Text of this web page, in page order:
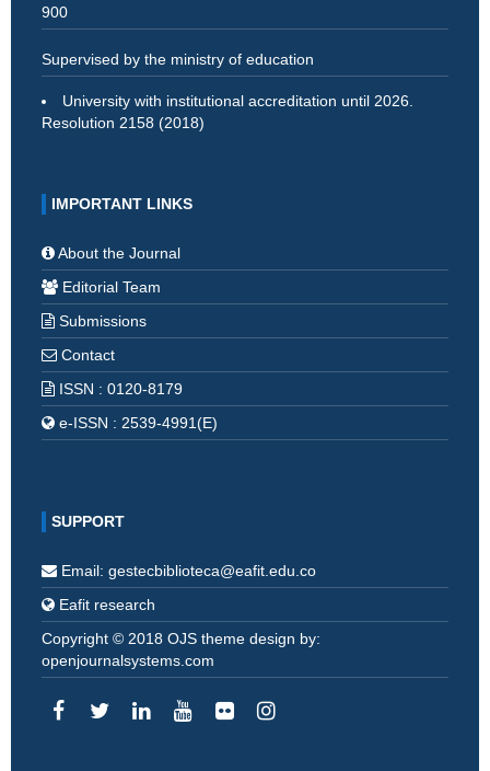
900
Supervised by the ministry of education
University with institutional accreditation until 2026.
Resolution 2158 (2018)
IMPORTANT LINKS
About the Journal
Editorial Team
Submissions
Contact
ISSN : 0120-8179
e-ISSN : 2539-4991(E)
SUPPORT
Email: gestecbiblioteca@eafit.edu.co
Eafit research
Copyright © 2018 OJS theme design by:
openjournalsystems.com